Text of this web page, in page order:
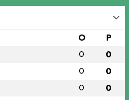
O P
0 0
0 0
0 0